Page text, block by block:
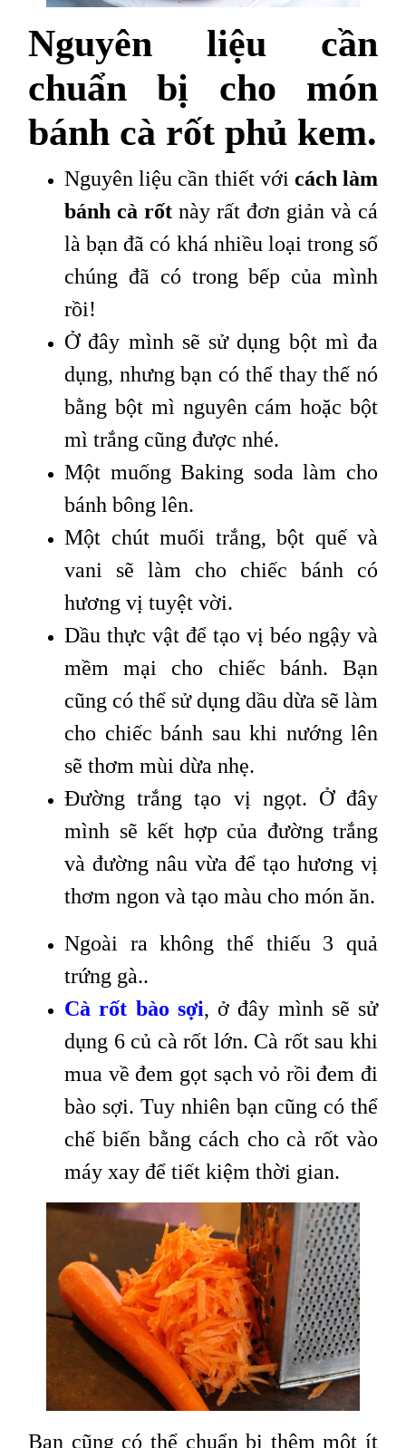
Nguyên liệu cần
chuẩn bị cho món
bánh cà rốt phủ kem.
Nguyên liệu cần thiết với cách làm
bánh cà rốt này rất đơn giản và cá
là bạn đã có khá nhiều loại trong số
chúng đã có trong bếp của mình
rồi!
Ở đây mình sẽ sử dụng bột mì đa
dụng, nhưng bạn có thể thay thế nó
bằng bột mì nguyên cám hoặc bột
mì trắng cũng được nhé.
Một muống Baking soda làm cho
bánh bông lên.
Một chút muối trắng, bột quế và
vani sẽ làm cho chiếc bánh có
hương vị tuyệt vời.
Dầu thực vật để tạo vị béo ngậy và
mềm mại cho chiếc bánh. Bạn
cũng có thể sử dụng dầu dừa sẽ làm
cho chiếc bánh sau khi nướng lên
sẽ thơm mùi dừa nhẹ.
Đường trắng tạo vị ngọt. Ở đây
mình sẽ kết hợp của đường trắng
và đường nâu vừa để tạo hương vị
thơm ngon và tạo màu cho món ăn.
Ngoài ra không thể thiếu 3 quả
trứng gà..
Cà rốt bào sợi, ở đây mình sẽ sử
dụng 6 củ cà rốt lớn. Cà rốt sau khi
mua về đem gọt sạch vỏ rồi đem đi
bào sợi. Tuy nhiên bạn cũng có thể
chế biến bằng cách cho cà rốt vào
máy xay để tiết kiệm thời gian.
Bạn cũng có thể chuẩn bị thêm một ít